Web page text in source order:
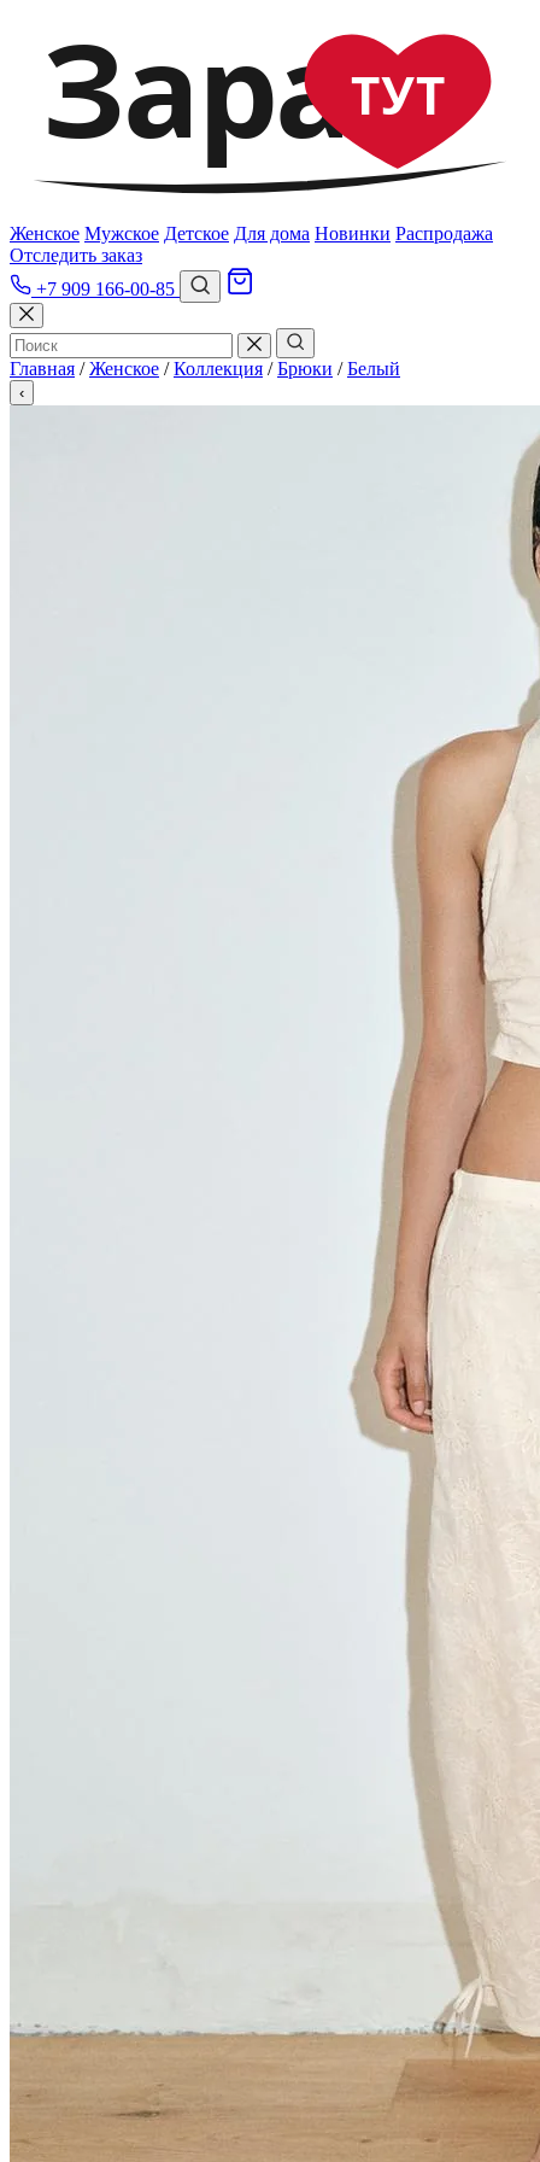
ЗараТУТ
Женское Мужское Детское Для дома Новинки Распродажа
Отследить заказ
+7 909 166-00-85
Главная / Женское / Коллекция / Брюки / Белый
‹